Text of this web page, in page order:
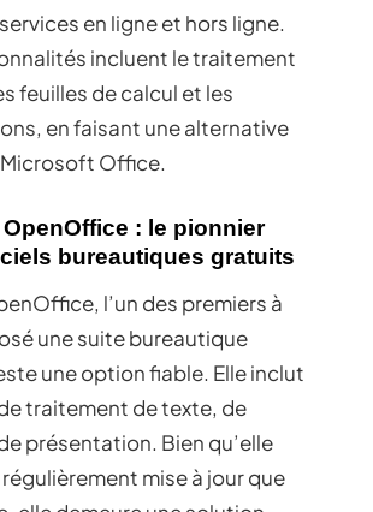
en ligne et hors ligne.
incluent le traitement
feuilles de calcul et les
en faisant une alternative
Office.
: le pionnier
bureautiques gratuits
l’un des premiers à
une suite bureautique
une option fiable. Elle inclut
traitement de texte, de
présentation. Bien qu’elle
mise à jour que